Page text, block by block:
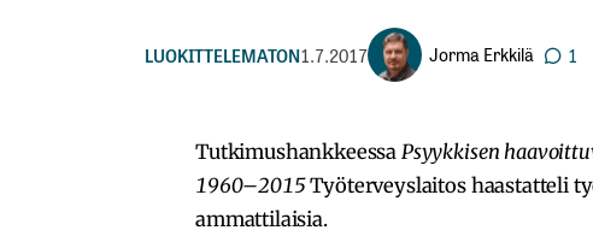
LUOKITTELEMATON1.7.2017 Jorma Erkkilä 1
Tutkimushankkeessa Psyykkisen
1960–2015Työterveyslaitos haastatteli
ammattilaisia.